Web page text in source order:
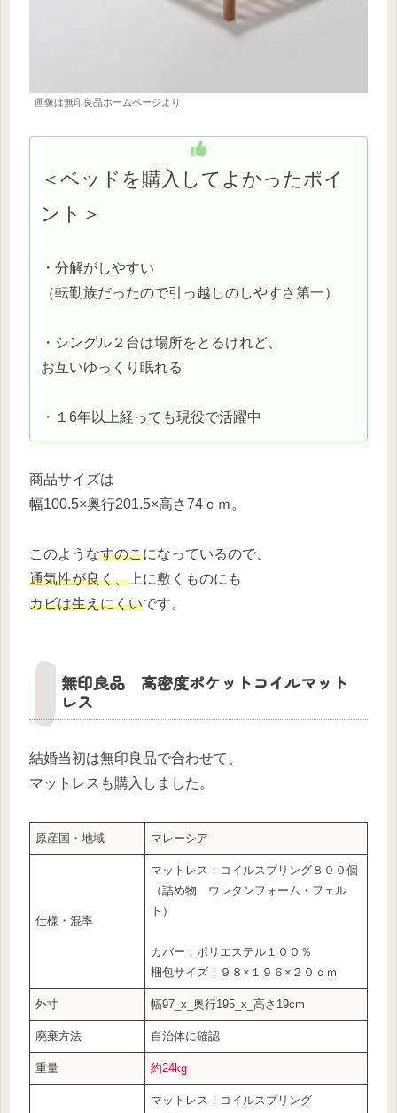
画像は無印良品ホームページより
＜ベッドを購入してよかったポイ
ント＞
・分解がしやすい
（転勤族だったので引っ越しのしやすさ第一）
・シングル２台は場所をとるけれど、
お互いゆっくり眠れる
・１6年以上経っても現役で活躍中
商品サイズは
幅100.5×奥行201.5×高さ74ｃｍ。
このようなすのこになっているので、
通気性が良く、 上に敷くものにも
カビは生えにくいです。
無印良品 高密度ポケットコイルマット
レス
結婚当初は無印良品で合わせて、
マットレスも購入しました。
原産国・地域 マレーシア
仕様・混率
マットレス：コイルスプリング８００個
（詰め物 ウレタンフォーム・フェル
ト）
カバー：ポリエステル１００％
梱包サイズ：９８×１９６×２０ｃｍ
外寸 幅97_x_奥行195_x_高さ19cm
廃棄方法 自治体に確認
重量 約24kg
マットレス：コイルスプリング